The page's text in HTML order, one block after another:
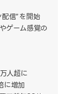
信”を開始
ゲーム感覚の
人超に
に増加